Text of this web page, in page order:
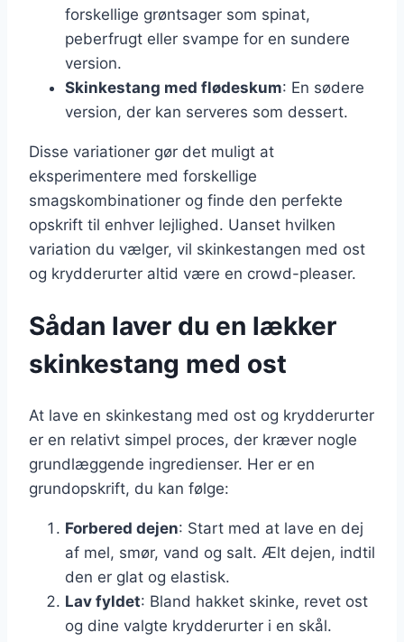
forskellige grøntsager som spinat,
peberfrugt eller svampe for en sundere
version.
Skinkestang med flødeskum: En sødere
version, der kan serveres som dessert.
Disse variationer gør det muligt at
eksperimentere med forskellige
smagskombinationer og finde den perfekte
opskrift til enhver lejlighed. Uanset hvilken
variation du vælger, vil skinkestangen med ost
og krydderurter altid være en crowd-pleaser.
Sådan laver du en lækker
skinkestang med ost
At lave en skinkestang med ost og krydderurter
er en relativt simpel proces, der kræver nogle
grundlæggende ingredienser. Her er en
grundopskrift, du kan følge:
Forbered dejen: Start med at lave en dej
af mel, smør, vand og salt. Ælt dejen, indtil
den er glat og elastisk.
Lav fyldet: Bland hakket skinke, revet ost
og dine valgte krydderurter i en skål.